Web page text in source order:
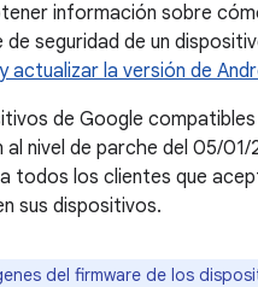
información sobre
de seguridad de un
actualizar la versión de
de Google
al nivel de parche del 05/01/
todos los clientes que
sus dispositivos.
del firmware de los